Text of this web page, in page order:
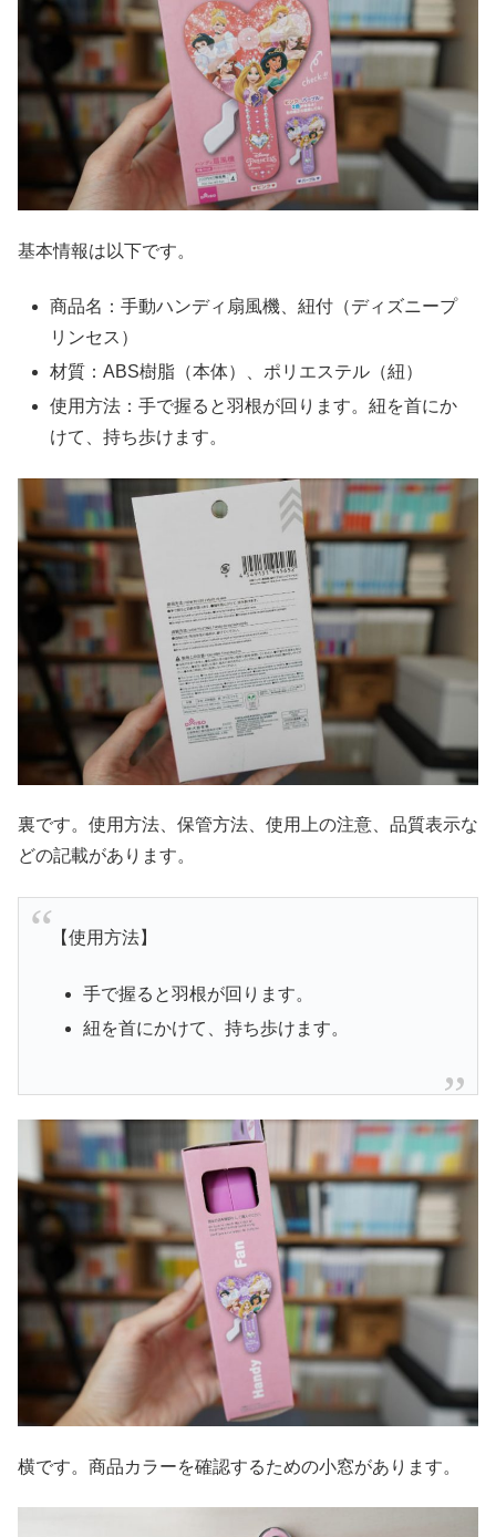
基本情報は以下です。
商品名：手動ハンディ扇風機、紐付（ディズニープ
リンセス）
材質：ABS樹脂（本体）、ポリエステル（紐）
使用方法：手で握ると羽根が回ります。紐を首にか
けて、持ち歩けます。
裏です。使用方法、保管方法、使用上の注意、品質表示な
どの記載があります。
【使用方法】
手で握ると羽根が回ります。
紐を首にかけて、持ち歩けます。
横です。商品カラーを確認するための小窓があります。